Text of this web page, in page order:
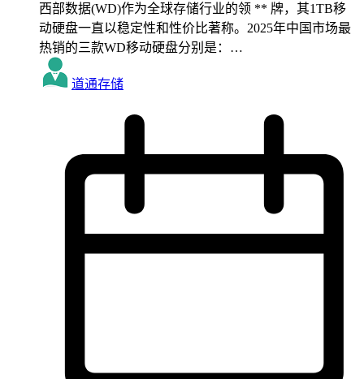
西部数据(WD)作为全球存储行业的领 ** 牌，其1TB移
动硬盘一直以稳定性和性价比著称。2025年中国市场最
热销的三款WD移动硬盘分别是：…
道通存储